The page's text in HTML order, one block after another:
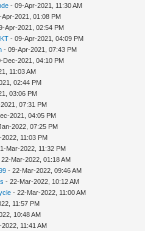
- 09-Apr-2021, 11:30 AM
Apr-2021, 01:08 PM
Apr-2021, 02:54 PM
- 09-Apr-2021, 04:09 PM
- 09-Apr-2021, 07:43 PM
Dec-2021, 04:10 PM
11:03 AM
02:44 PM
03:06 PM
07:31 PM
2021, 04:05 PM
2022, 07:25 PM
11:03 PM
Mar-2022, 11:32 PM
22-Mar-2022, 01:18 AM
- 22-Mar-2022, 09:46 AM
- 22-Mar-2022, 10:12 AM
- 22-Mar-2022, 11:00 AM
11:57 PM
10:48 AM
11:41 AM